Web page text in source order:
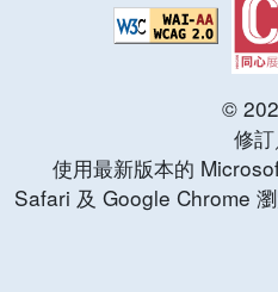
©
修
使用最新版本的
Safari 及 Google Chrome